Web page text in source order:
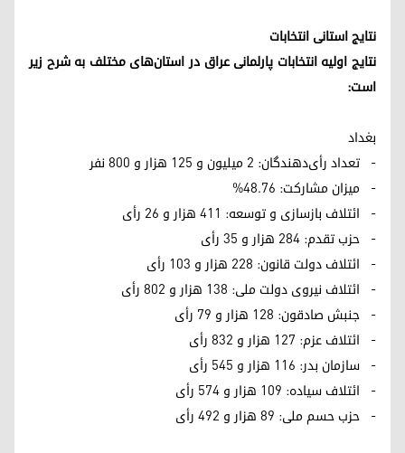
نتایج استانی انتخابات
نتایج اولیه انتخابات پارلمانی عراق در استان‌های مختلف به شرح زیر
است:
بغداد
- تعداد رأی‌دهندگان: ۲ میلیون و ۱۲۵ هزار و ۸۰۰ نفر
- میزان مشارکت: ۴۸.۷۶%
- ائتلاف بازسازی و توسعه: ۴۱۱ هزار و ۲۶ رأی
- حزب تقدم: ۲۸۴ هزار و ۳۵ رأی
- ائتلاف دولت قانون: ۲۲۸ هزار و ۱۰۳ رأی
- ائتلاف نیروی دولت ملی: ۱۳۸ هزار و ۸۰۲ رأی
- جنبش صادقون: ۱۲۸ هزار و ۷۹ رأی
- ائتلاف عزم: ۱۲۷ هزار و ۸۳۲ رأی
- سازمان بدر: ۱۱۶ هزار و ۵۴۵ رأی
- ائتلاف سیاده: ۱۰۹ هزار و ۵۷۴ رأی
- حزب حسم ملی: ۸۹ هزار و ۴۹۲ رأی